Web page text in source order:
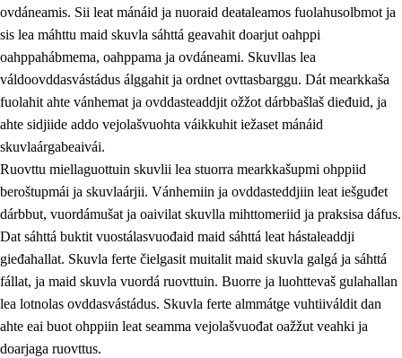
3. Skuvlla praksisa prinsihpat
3.1 Fátmmasteaddji oahppanbiras
3.2 Oahpaheapmi ja heivehuvvon oahpahus
Ovttasbargu ruovttu ja skuvlla gaskka
3.4 Oahpahus oahppofitnodagas ja bargoeallimis
3.5 Profešuvdnasearvevuohta ja skuvlaovdáneapmi
ovdáneamis. Sii leat mánáid ja nuoraid deaŧaleamos fuolahusolbmot ja
sis lea máhttu maid skuvla sáhttá geavahit doarjut oahppi
oahppahábmema, oahppama ja ovdáneami. Skuvllas lea
váldoovddasvástádus álggahit ja ordnet ovttasbarggu. Dát mearkkaša
fuolahit ahte vánhemat ja ovddasteaddjit ožžot dárbbašlaš dieđuid, ja
ahte sidjiide addo vejolašvuohta váikkuhit iežaset mánáid
skuvlaárgabeaivái.
Ruovttu miellaguottuin skuvlii lea stuorra mearkkašupmi ohppiid
beroštupmái ja skuvlaárjii. Vánhemiin ja ovddasteddjiin leat iešguđet
dárbbut, vuordámušat ja oaivilat skuvlla mihttomeriid ja praksisa dáfus.
Dat sáhttá buktit vuostálasvuođaid maid sáhttá leat hástaleaddji
gieđahallat. Skuvla ferte čielgasit muitalit maid skuvla galgá ja sáhttá
fállat, ja maid skuvla vuordá ruovttuin. Buorre ja luohttevaš gulahallan
lea lotnolas ovddasvástádus. Skuvla ferte almmátge vuhtiiváldit dan
ahte eai buot ohppiin leat seamma vejolašvuođat oažžut veahki ja
doarjaga ruovttus.